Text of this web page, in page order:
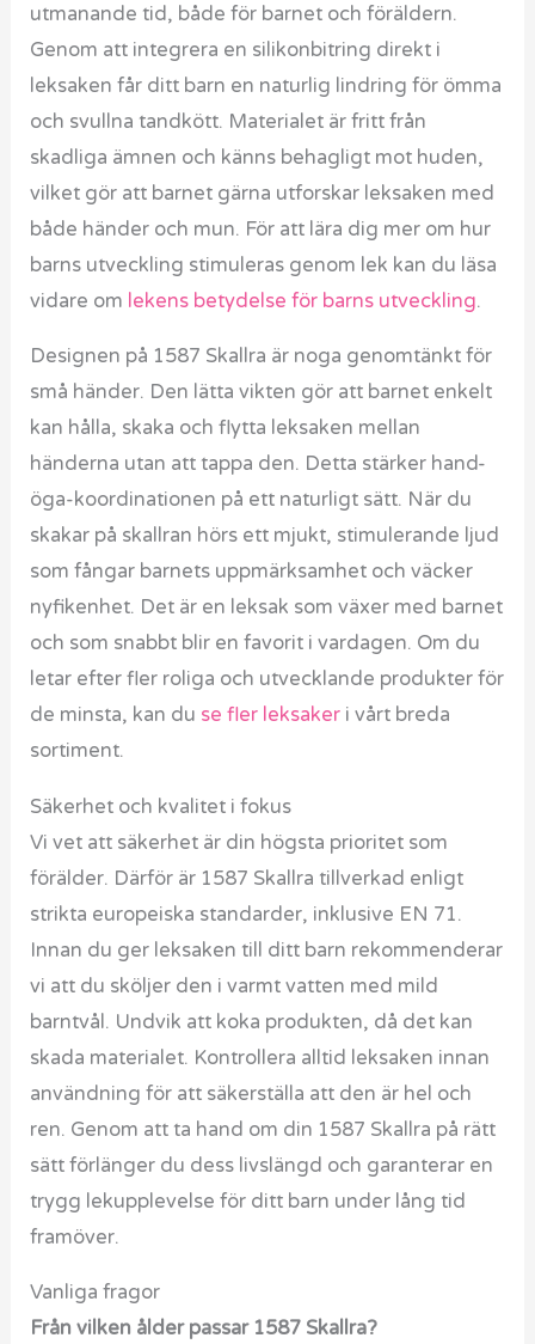
utmanande tid, både för barnet och föräldern.
Genom att integrera en silikonbitring direkt i
leksaken får ditt barn en naturlig lindring för ömma
och svullna tandkött. Materialet är fritt från
skadliga ämnen och känns behagligt mot huden,
vilket gör att barnet gärna utforskar leksaken med
både händer och mun. För att lära dig mer om hur
barns utveckling stimuleras genom lek kan du läsa
vidare om lekens betydelse för barns utveckling.
Designen på 1587 Skallra är noga genomtänkt för
små händer. Den lätta vikten gör att barnet enkelt
kan hålla, skaka och flytta leksaken mellan
händerna utan att tappa den. Detta stärker hand-
öga-koordinationen på ett naturligt sätt. När du
skakar på skallran hörs ett mjukt, stimulerande ljud
som fångar barnets uppmärksamhet och väcker
nyfikenhet. Det är en leksak som växer med barnet
och som snabbt blir en favorit i vardagen. Om du
letar efter fler roliga och utvecklande produkter för
de minsta, kan du se fler leksaker i vårt breda
sortiment.
Säkerhet och kvalitet i fokus
Vi vet att säkerhet är din högsta prioritet som
förälder. Därför är 1587 Skallra tillverkad enligt
strikta europeiska standarder, inklusive EN 71.
Innan du ger leksaken till ditt barn rekommenderar
vi att du sköljer den i varmt vatten med mild
barntvål. Undvik att koka produkten, då det kan
skada materialet. Kontrollera alltid leksaken innan
användning för att säkerställa att den är hel och
ren. Genom att ta hand om din 1587 Skallra på rätt
sätt förlänger du dess livslängd och garanterar en
trygg lekupplevelse för ditt barn under lång tid
framöver.
Vanliga fragor
Från vilken ålder passar 1587 Skallra?